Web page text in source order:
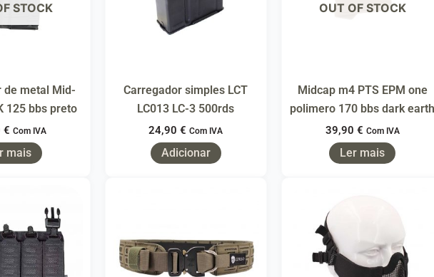
STOCK
de metal Mid-
125 bbs preto
€ Com IVA
mais
Carregador simples LCT
LC013 LC-3 500rds
24,90€ Com IVA
Adicionar
OUT OF STOCK
Midcap m4 PTS EPM one
polimero 170 bbs dark
39,90 € Com IVA
Ler mais